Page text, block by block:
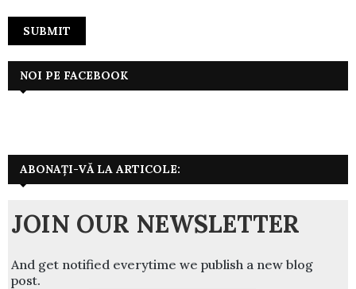
NOI PE FACEBOOK
ABONAȚI-VĂ LA ARTICOLE:
JOIN OUR NEWSLETTER
And get notified everytime we publish a new blog
post.